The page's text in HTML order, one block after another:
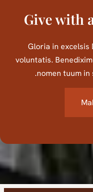
Give with
Gloria in
voluntatis.
nomen tuum